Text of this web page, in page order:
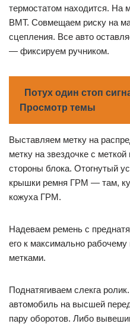
термостатом находится. На
ВМТ. Совмещаем риску на
сцепления. Все авто
— фиксируем ручником.
Потух один стоп
Просмотр темы
Выставляем метку на
метку на звездочке с
стороны блока. Отогнутый
крышки ремня ГРМ — там,
кожуха ГРМ.
Надеваем ремень с
его к максимально
метками.
Поднатягиваем слекга
автомобиль на высшей
пару оборотов. Либо